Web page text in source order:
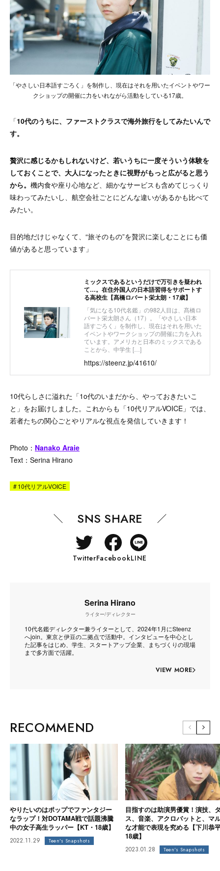
「やさしい日本語すごろく」を制作し、現在はそれを用いたイベントやワー
クショップの開催に力をいれながら活動をしている17歳。
「10代のうちに、ファーストクラスで海外旅行をしてみたいんで
す。
贅沢に感じるかもしれないけど、若いうちに一度そういう体験を
しておくことで、大人になったときに視野がもっと広がると思う
から。 機内食や座り心地など、細かなサービスも含めてじっくり
味わってみたいし、航空会社ごとにどんな違いがあるかも比べて
みたい。
目的地だけじゃなくて、“旅そのもの”を贅沢に楽しむことにも価
値があると思っています」
ミックスであるというだけで万引きを疑われ
て…。在住外国人の日本語習得をサポートす
る高校生【髙橋ロバート栄太朗・17歳】
「気になる10代名鑑」の982人目は、髙橋ロ
バート栄太朗さん（17）。「やさしい日本
語すごろく」を制作し、現在はそれを用いた
イベントやワークショップの開催に力を入れ
ています。アメリカと日本のミックスである
ことから、中学生 […]
https://steenz.jp/41610/
10代らしさに溢れた「1o代のいまだから、やっておきたいこ
と」をお届けしました。これからも「10代リアルVOICE」では、
若者たちの関心ごとやリアルな視点を発信していきます！
Photo： Nanako Araie
Text：Serina Hirano
#10代リアルVOICE
SNS SHARE
TwitterFacebookLINE
Serina Hirano
ライター/ディレクター
10代名鑑ディレクター兼ライターとして、2024年1月にSteenz
へjoin。東京と伊豆の二拠点で活動中。インタビューを中心とし
た記事をはじめ、学生、スタートアップ企業、まちづくりの現場
まで多方面で活躍。
VIEW MORE
RECOMMEND
やりたいのはポップでファンタジー
なラップ！対DOTAMA戦で話題沸騰
中の女子高生ラッパー【KT・18歳】
2022.11.29 Teen's Snapshots
目指すのは助演男優賞！演技、
ス、音楽、アクロバットと、マ
な才能で表現を究める【下川恭
18歳】
2023.01.28 Teen's Snapshots